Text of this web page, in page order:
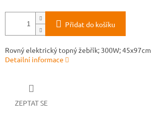
Přidat do košíku
Rovný elektrický topný žebřík; 300W; 45x97cm
Detailní informace
ZEPTAT SE